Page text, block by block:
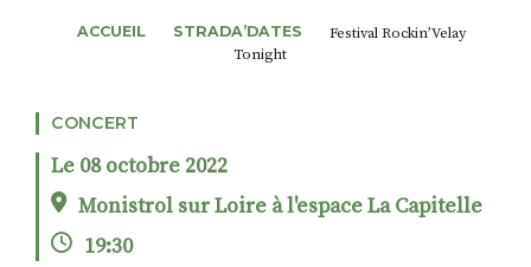
ACCUEIL STRADA’DATES
Festival Rockin’Velay
Tonight
CONCERT
Le 08 octobre 2022
Monistrol sur Loire à l'espace La Capitelle
19:30